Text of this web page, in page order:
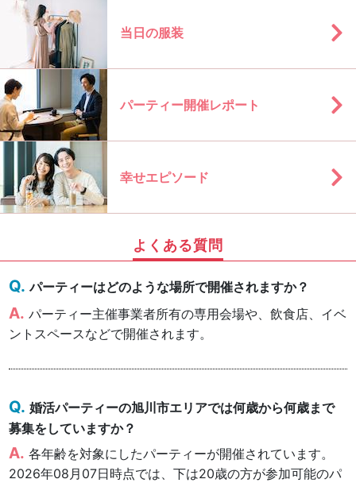
当日の服装
パーティー開催レポート
幸せエピソード
よくある質問
パーティーはどのような場所で開催されますか？
パーティー主催事業者所有の専用会場や、飲食店、イベ
ントスペースなどで開催されます。
婚活パーティーの旭川市エリアでは何歳から何歳まで
募集をしていますか？
各年齢を対象にしたパーティーが開催されています。
2026年08月07日時点では、下は20歳の方が参加可能のパ